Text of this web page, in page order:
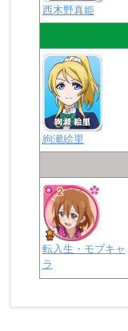
西木野真姫
絢瀬絵里
転入生・モブキャ
ラ